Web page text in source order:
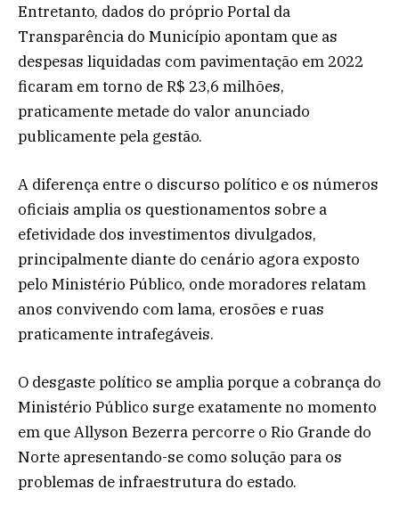
Entretanto, dados do próprio Portal da
Transparência do Município apontam que as
despesas liquidadas com pavimentação em 2022
ficaram em torno de R$ 23,6 milhões,
praticamente metade do valor anunciado
publicamente pela gestão.
A diferença entre o discurso político e os números
oficiais amplia os questionamentos sobre a
efetividade dos investimentos divulgados,
principalmente diante do cenário agora exposto
pelo Ministério Público, onde moradores relatam
anos convivendo com lama, erosões e ruas
praticamente intrafegáveis.
O desgaste político se amplia porque a cobrança do
Ministério Público surge exatamente no momento
em que Allyson Bezerra percorre o Rio Grande do
Norte apresentando-se como solução para os
problemas de infraestrutura do estado.